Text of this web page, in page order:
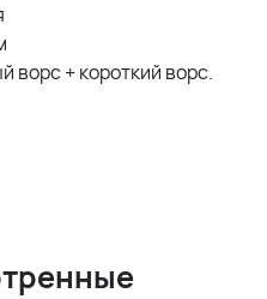
ворс + короткий ворс.